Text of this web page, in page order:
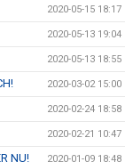
2020-05-15 18:17
2020-05-13 19:04
2020-05-13 18:55
2020-03-02 15:00
2020-02-24 18:58
2020-02-21 10:47
NU! 2020-01-09 18:48